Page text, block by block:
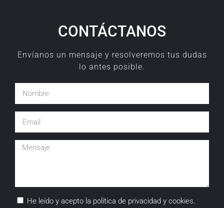
CONTÁCTANOS
Envíanos un mensaje y resolveremos tus dudas
lo antes posible.
He leído y acepto la política de privacidad y cookies.